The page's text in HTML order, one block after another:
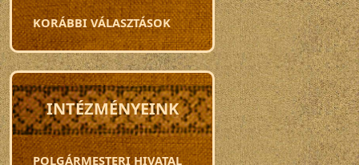
KORÁBBI VÁLASZTÁSOK
INTÉZMÉNYEINK
POLGÁRMESTERI HIVATAL